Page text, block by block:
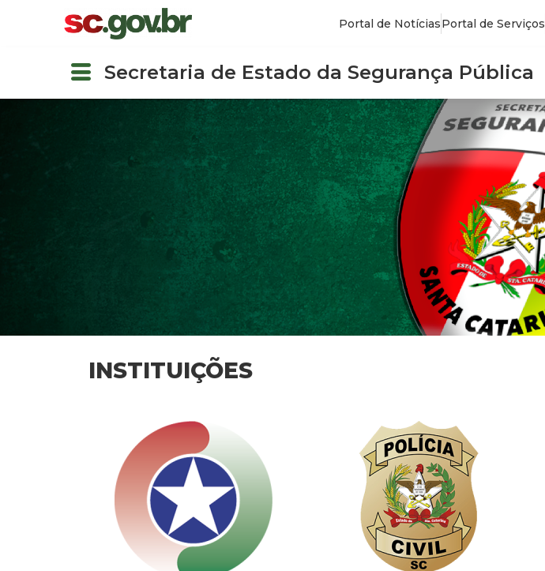
Portal de NotíciasPortal de Serviços
Secretaria de Estado da Segurança Pública
INSTITUIÇÕES